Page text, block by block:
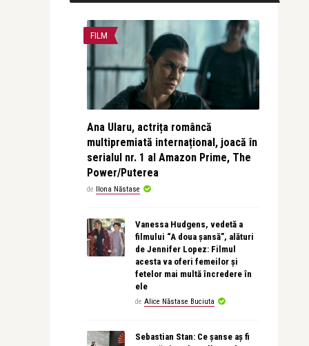
FILM
Ana Ularu, actrița româncă
multipremiată internațional, joacă în
serialul nr. 1 al Amazon Prime, The
Power/Puterea
de Ilona Năstase
Vanessa Hudgens, vedetă a
filmului “A doua șansă”, alături
de Jennifer Lopez: Filmul
acesta va oferi femeilor și
fetelor mai multă încredere în
ele
de Alice Năstase Buciuta
Sebastian Stan: Ce șanse aș fi